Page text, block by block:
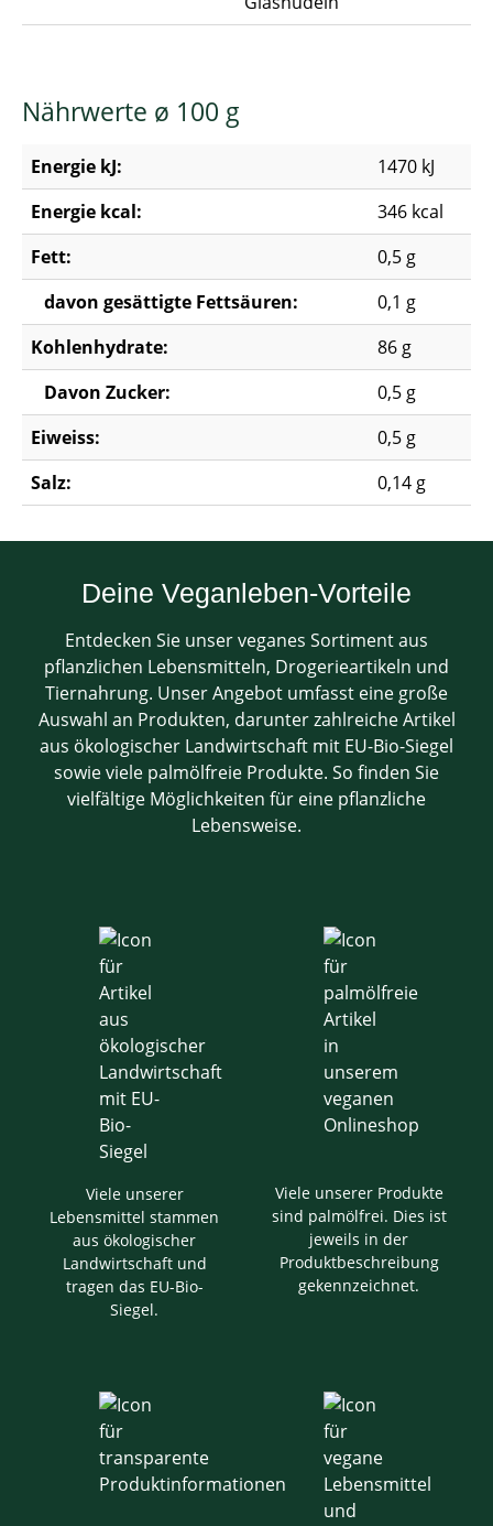
Nährwerte ø 100 g
Energie kJ:
1470 kJ
Energie kcal:
346 kcal
Fett:
0,5 g
davon gesättigte Fettsäuren:
0,1 g
Kohlenhydrate:
86 g
Davon Zucker:
0,5 g
Eiweiss:
0,5 g
Salz:
0,14 g
Deine Veganleben-Vorteile
Entdecken Sie unser veganes Sortiment aus
pflanzlichen Lebensmitteln, Drogerieartikeln und
Tiernahrung. Unser Angebot umfasst eine große
Auswahl an Produkten, darunter zahlreiche Artikel
aus ökologischer Landwirtschaft mit EU-Bio-Siegel
sowie viele palmölfreie Produkte. So finden Sie
vielfältige Möglichkeiten für eine pflanzliche
Lebensweise.
Viele unserer
Lebensmittel stammen
aus ökologischer
Landwirtschaft und
tragen das EU-Bio-
Siegel.
Viele unserer Produkte
sind palmölfrei. Dies ist
jeweils in der
Produktbeschreibung
gekennzeichnet.